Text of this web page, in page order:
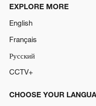
EXPLORE MORE
English
Français
Русский
CCTV+
CHOOSE YOUR